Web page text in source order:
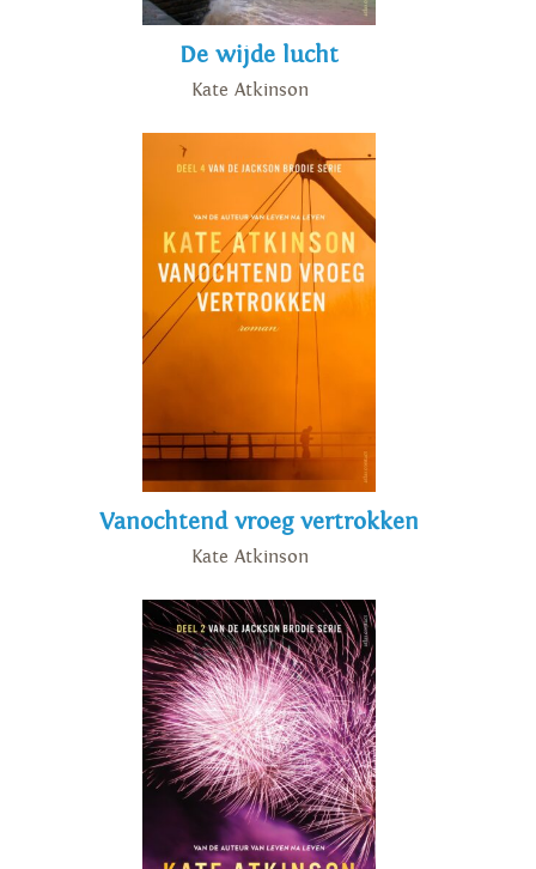
De wijde lucht
Kate Atkinson
Vanochtend vroeg vertrokken
Kate Atkinson